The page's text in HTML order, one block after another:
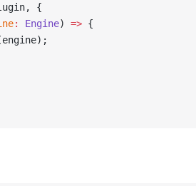
{
: Engine) => {